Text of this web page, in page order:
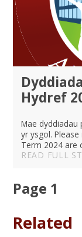
Hydref
Mae dyddiadau
yr ysgol.
Term 2024 are
READ FULL
Page 1
Related